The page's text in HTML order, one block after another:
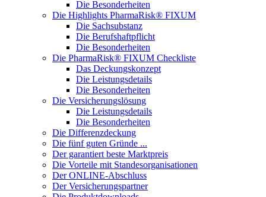
Die Besonderheiten
Die Highlights PharmaRisk® FIXUM
Die Sachsubstanz
Die Berufshaftpflicht
Die Besonderheiten
Die PharmaRisk® FIXUM Checkliste
Das Deckungskonzept
Die Leistungsdetails
Die Besonderheiten
Die Versicherungslösung
Die Leistungsdetails
Die Besonderheiten
Die Differenzdeckung
Die fünf guten Gründe ...
Der garantiert beste Marktpreis
Die Vorteile mit Standesorganisationen
Der ONLINE-Abschluss
Der Versicherungspartner